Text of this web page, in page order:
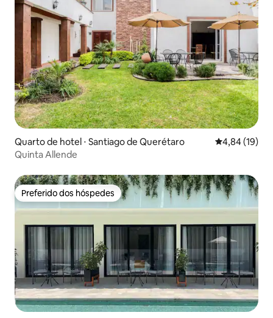
Quarto de hotel ⋅ Santiago de Querétaro 4,84 de uma
4,84 (19)
Quinta Allende
Preferido dos hóspedes
Preferido dos hóspedes